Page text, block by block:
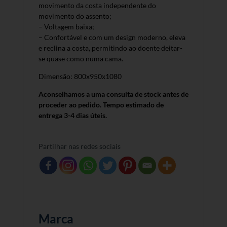
movimento da costa independente do
movimento do assento;
– Voltagem baixa;
– Confortável e com um design moderno, eleva
e reclina a costa, permitindo ao doente deitar-
se quase como numa cama.
Dimensão: 800x950x1080
Aconselhamos a uma consulta de stock antes de
proceder ao pedido. Tempo estimado de
entrega 3-4 dias úteis.
Partilhar nas redes sociais
Marca